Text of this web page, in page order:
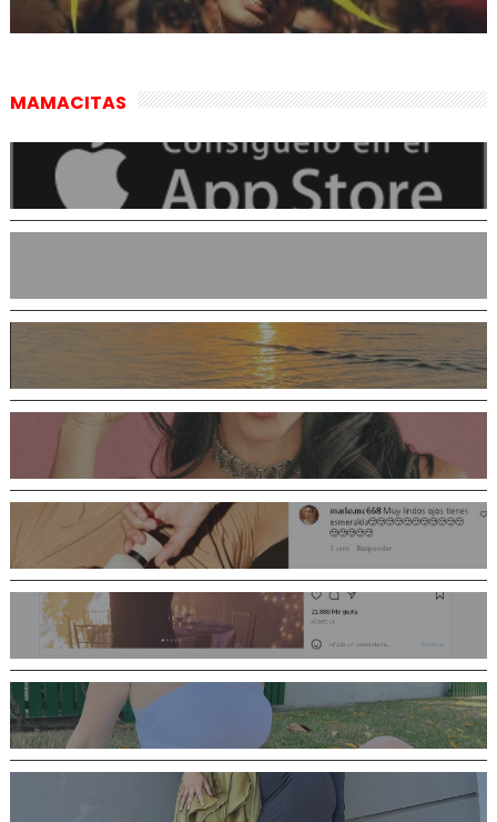
MAMACITAS